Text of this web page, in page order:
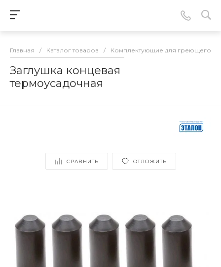
Главная / Каталог товаров / Комплектующие для греющего
Заглушка концевая
термоусадочная
СРАВНИТЬ ОТЛОЖИТЬ